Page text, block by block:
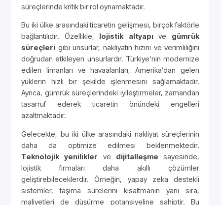
süreçlerinde kritik bir rol oynamaktadır.
Bu iki ülke arasındaki ticaretin gelişmesi, birçok faktörle
bağlantılıdır. Özellikle, lojistik altyapıve gümrük
süreçleri gibi unsurlar, nakliyatın hızını ve verimliliğini
doğrudan etkileyen unsurlardır. Türkiye’nin modernize
edilen limanları ve havaalanları, Amerika’dan gelen
yüklerin hızlı bir şekilde işlenmesini sağlamaktadır.
Ayrıca, gümrük süreçlerindeki iyileştirmeler, zamandan
tasarruf ederek ticaretin önündeki engelleri
azaltmaktadır.
Gelecekte, bu iki ülke arasındaki nakliyat süreçlerinin
daha da optimize edilmesi beklenmektedir.
Teknolojik yenilikler ve dijitalleşme sayesinde,
lojistik firmaları daha akıllı çözümler
geliştirebileceklerdir. Örneğin, yapay zeka destekli
sistemler, taşıma sürelerini kısaltmanın yanı sıra,
maliyetleri de düşürme potansiyeline sahiptir. Bu